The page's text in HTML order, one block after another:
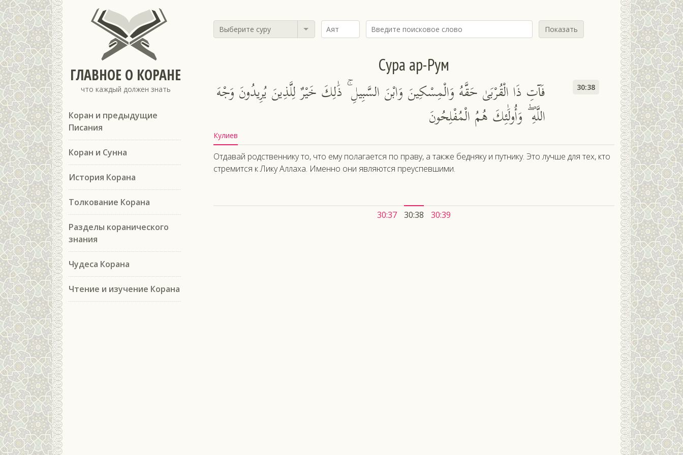
ГЛАВНОЕ О КОРАНЕ
что каждый должен знать
Коран и предыдущие
Писания
Коран и Сунна
История Корана
Толкование Корана
Разделы коранического
знания
Чудеса Корана
Чтение и изучение Корана
Выберите суру Показать
Сура ар-Рум
فَآتِ ذَا الْقُرْبَىٰ حَقَّهُ وَالْمِسْكِينَ وَابْنَ السَّبِيلِ ۚ ذَٰلِكَ خَيْرٌ لِلَّذِينَ يُرِيدُونَ وَجْهَ
اللَّهِ ۖ وَأُولَٰئِكَ هُمُ الْمُفْلِحُونَ
30:38
Кулиев
Отдавай родственнику то, что ему полагается по праву, а также бедняку и путнику. Это лучше для тех, кто
стремится к Лику Аллаха. Именно они являются преуспевшими.
30:37 30:38 30:39